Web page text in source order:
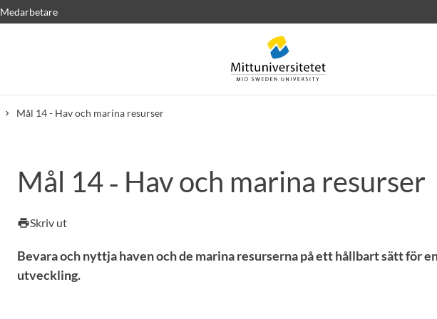
Medarbetare
Mål 14 - Hav och marina resurser
Kursplaner Välkomstbrev PersonalLediga jobb
Mål 14 ‑ Hav och marina resurser
printSkriv ut
Bevara och nyttja haven och de marina resurserna på ett hållbart sätt för
utveckling.